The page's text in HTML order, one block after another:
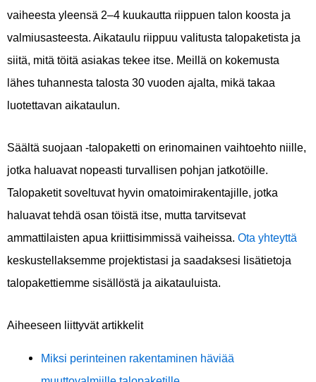
vaiheesta yleensä 2–4 kuukautta riippuen talon koosta ja
valmiusasteesta. Aikataulu riippuu valitusta talopaketista ja
siitä, mitä töitä asiakas tekee itse. Meillä on kokemusta
lähes tuhannesta talosta 30 vuoden ajalta, mikä takaa
luotettavan aikataulun.
Säältä suojaan -talopaketti on erinomainen vaihtoehto niille,
jotka haluavat nopeasti turvallisen pohjan jatkotöille.
Talopaketit soveltuvat hyvin omatoimirakentajille, jotka
haluavat tehdä osan töistä itse, mutta tarvitsevat
ammattilaisten apua kriittisimmissä vaiheissa. Ota yhteyttä
keskustellaksemme projektistasi ja saadaksesi lisätietoja
talopakettiemme sisällöstä ja aikatauluista.
Aiheeseen liittyvät artikkelit
Miksi perinteinen rakentaminen häviää